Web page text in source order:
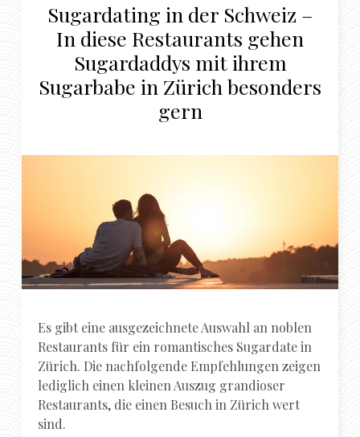
Sugardating in der Schweiz –
In diese Restaurants gehen
Sugardaddys mit ihrem
Sugarbabe in Zürich besonders
gern
Es gibt eine ausgezeichnete Auswahl an noblen
Restaurants für ein romantisches Sugardate in
Zürich. Die nachfolgende Empfehlungen zeigen
lediglich einen kleinen Auszug grandioser
Restaurants, die einen Besuch in Zürich wert
sind.